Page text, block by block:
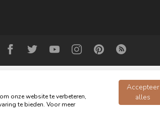
- the furniture store - Powered by
onze website te verbeteren,
te bieden. Voor meer
Accepteer
alles